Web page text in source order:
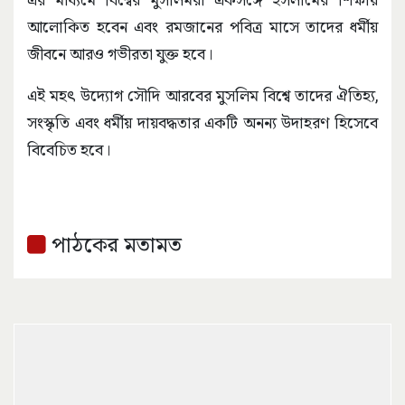
আলোকিত হবেন এবং রমজানের পবিত্র মাসে তাদের ধর্মীয়
জীবনে আরও গভীরতা যুক্ত হবে।
এই মহৎ উদ্যোগ সৌদি আরবের মুসলিম বিশ্বে তাদের ঐতিহ্য,
সংস্কৃতি এবং ধর্মীয় দায়বদ্ধতার একটি অনন্য উদাহরণ হিসেবে
বিবেচিত হবে।
পাঠকের মতামত